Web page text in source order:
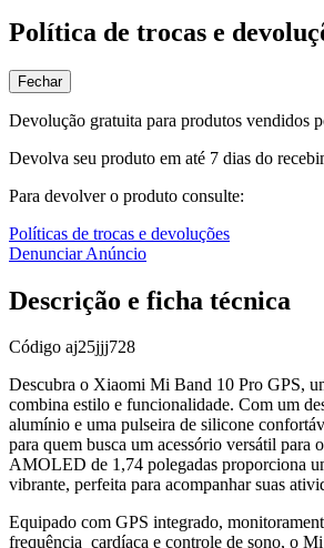
Política de trocas e
Fechar
Devolução gratuita para produtos vendidos
Devolva seu produto em até 7 dias do
Para devolver o produto consulte:
Políticas de trocas e devoluções
Denunciar Anúncio
Descrição e ficha técnica
Código aj25jjj728
Descubra o Xiaomi Mi Band 10 Pro GPS,
combina estilo e funcionalidade. Com um
alumínio e uma pulseira de silicone
para quem busca um acessório versátil para
AMOLED de 1,74 polegadas proporciona
vibrante, perfeita para acompanhar suas
Equipado com GPS integrado,
frequência_cardíaca e controle de sono, o